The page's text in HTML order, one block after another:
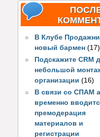
В Клубе
новый бармен (17)
Подскажите CRM
небольшой
организации (16)
В связи со СПАМ
временно
премодерация
материалов и
регистрации